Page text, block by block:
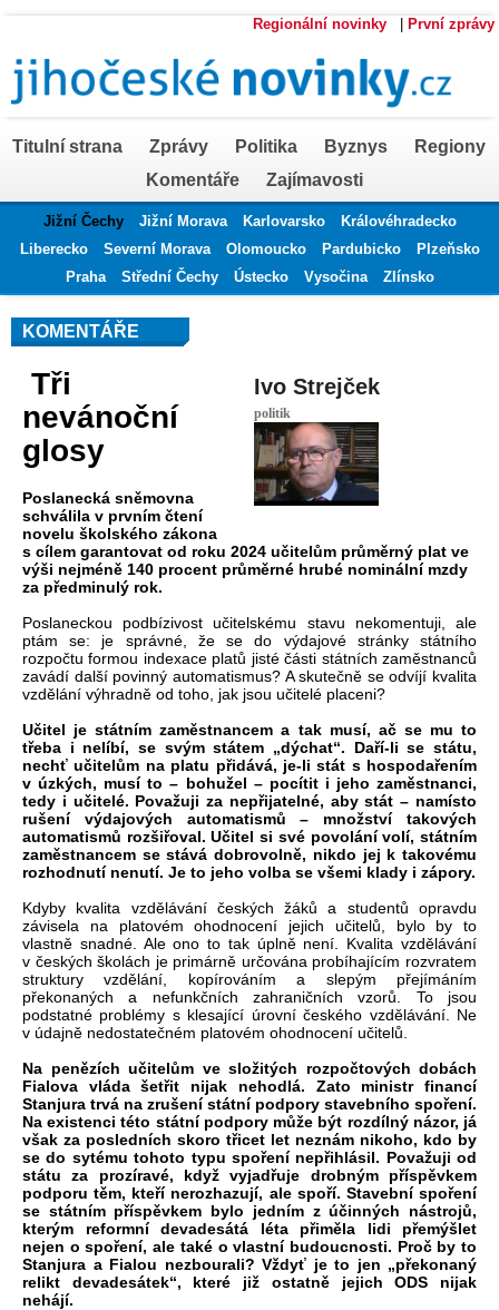
Regionální novinky První zprávy
Titulní strana Zprávy Politika Byznys
Regiony
Komentáře
Zajímavosti
Jižní Čechy Jižní Morava Karlovarsko
Královéhradecko
Liberecko
Severní Morava Olomoucko Pardubicko
Plzeňsko
Praha
Střední Čechy Ústecko Vysočina Zlínsko
KOMENTÁŘE
Ivo Strejček
politik
Tři
nevánoční
glosy
Poslanecká sněmovna
schválila v prvním čtení
novelu školského zákona
s cílem garantovat od roku 2024 učitelům průměrný plat ve
výši nejméně 140 procent průměrné hrubé nominální mzdy
za předminulý rok.
Poslaneckou podbízivost učitelskému stavu nekomentuji, ale
ptám se: je správné, že se do výdajové stránky státního
rozpočtu formou indexace platů jisté části státních zaměstnanců
zavádí další povinný automatismus? A skutečně se odvíjí kvalita
vzdělání výhradně od toho, jak jsou učitelé placeni?
Učitel je státním zaměstnancem a tak musí, ač se mu to
třeba i nelíbí, se svým státem „dýchat“. Daří-li se státu,
nechť učitelům na platu přidává, je-li stát s hospodařením
v úzkých, musí to – bohužel – pocítit i jeho zaměstnanci,
tedy i učitelé. Považuji za nepřijatelné, aby stát – namísto
rušení výdajových automatismů – množství takových
automatismů rozšiřoval. Učitel si své povolání volí, státním
zaměstnancem se stává dobrovolně, nikdo jej k takovému
rozhodnutí nenutí. Je to jeho volba se všemi klady i zápory.
Kdyby kvalita vzdělávání českých žáků a studentů opravdu
závisela na platovém ohodnocení jejich učitelů, bylo by to
vlastně snadné. Ale ono to tak úplně není. Kvalita vzdělávání
v českých školách je primárně určována probíhajícím rozvratem
struktury vzdělání, kopírováním a slepým přejímáním
překonaných a nefunkčních zahraničních vzorů. To jsou
podstatné problémy s klesající úrovní českého vzdělávání. Ne
v údajně nedostatečném platovém ohodnocení učitelů.
Na penězích učitelům ve složitých rozpočtových dobách
Fialova vláda šetřit nijak nehodlá. Zato ministr financí
Stanjura trvá na zrušení státní podpory stavebního spoření.
Na existenci této státní podpory může být rozdílný názor, já
však za posledních skoro třicet let neznám nikoho, kdo by
se do sytému tohoto typu spoření nepřihlásil. Považuji od
státu za prozíravé, když vyjadřuje drobným příspěvkem
podporu těm, kteří nerozhazují, ale spoří. Stavební spoření
se státním příspěvkem bylo jedním z účinných nástrojů,
kterým reformní devadesátá léta přiměla lidi přemýšlet
nejen o spoření, ale také o vlastní budoucnosti. Proč by to
Stanjura a Fialou nezbourali? Vždyť je to jen „překonaný
relikt devadesátek“, které již ostatně jejich ODS nijak
nehájí.